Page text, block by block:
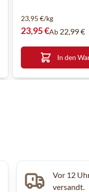
23,95 €/kg
23,95 €Ab 22,99 €
In den
Vor 12
versandt.